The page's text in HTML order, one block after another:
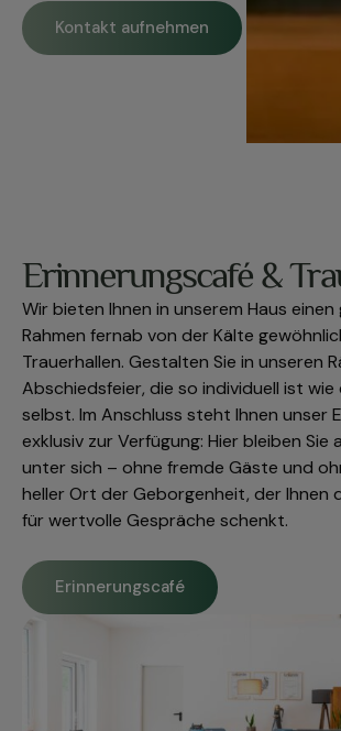
Kontakt aufnehmen
Erinnerungscafé &
Wir bieten Ihnen in unserem Haus
Rahmen fernab von der Kälte
Trauerhallen. Gestalten Sie in unseren
Abschiedsfeier, die so individuell ist wie
selbst. Im Anschluss steht Ihnen unser
exklusiv zur Verfügung: Hier bleiben Sie
unter sich – ohne fremde Gäste und
heller Ort der Geborgenheit, der Ihnen
für wertvolle Gespräche schenkt.
Erinnerungscafé